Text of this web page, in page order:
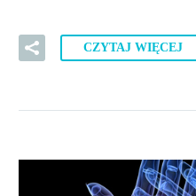
CZYTAJ WIĘCEJ